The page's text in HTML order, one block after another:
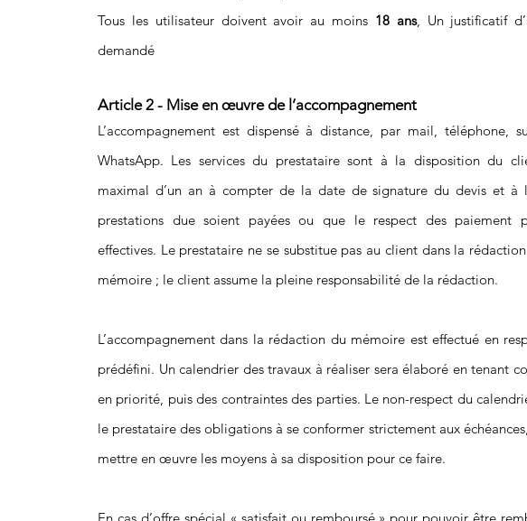
Tous les utilisateur doivent avoir au moins 18 ans, Un justificatif
demandé
Article 2 - Mise en œuvre de l’accompagnement
L’accompagnement est dispensé à distance, par mail, téléphone,
WhatsApp. Les services du prestataire sont à la disposition du
maximal d’un an à compter de la date de signature du devis et à
prestations due soient payées ou que le respect des paiement
effectives. Le prestataire ne se substitue pas au client dans la
mémoire ; le client assume la pleine responsabilité de la rédaction.
L’accompagnement dans la rédaction du mémoire est effectué en
prédéfini. Un calendrier des travaux à réaliser sera élaboré en tenant
en priorité, puis des contraintes des parties. Le non-respect du
le prestataire des obligations à se conformer strictement aux
mettre en œuvre les moyens à sa disposition pour ce faire.